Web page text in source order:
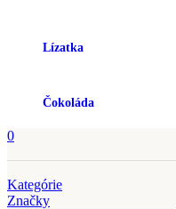
Lízatka
Čokoláda
0
Kategórie
Značky